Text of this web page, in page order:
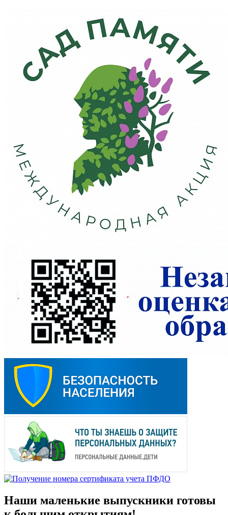
Наши маленькие выпускники готовы